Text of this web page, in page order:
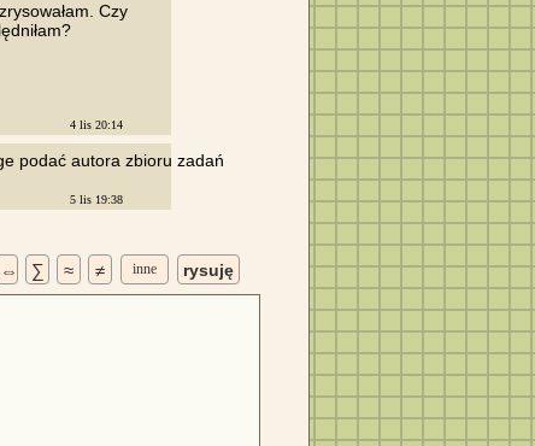
Czy
4 lis 20:14
podać autora zbioru zadań
5 lis 19:38
⇔ ∑ ≈ ≠ inne rysuję